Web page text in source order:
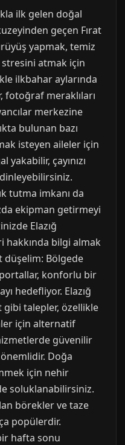
ilk gelen doğal
geçen Fırat
yapmak, temiz
atmak için
ilkbahar aylarında
fotoğraf meraklıları
merkezine
bulunan bazı
isteyen aileler için
çayınızı
tutma imkanı da
ekipman getirmeyi
Elazığ
hakkında bilgi almak
düşelim: Bölgede
konforlu bir
hedefliyor. Elazığ
gibi talepler, özellikle
için alternatif
güvenilir
Doğa
için nehir
soluklanabilirsiniz.
börekler ve taze
popülerdir.
hafta sonu